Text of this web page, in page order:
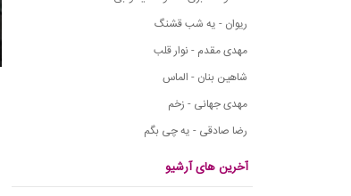
ریوان - یه شب قشنگ
مهدی مقدم - نوار قلب
شاهین بنان - الماس
مهدی جهانی - زخم
رضا صادقی - یه چی بگم
آخرین های آرشیو